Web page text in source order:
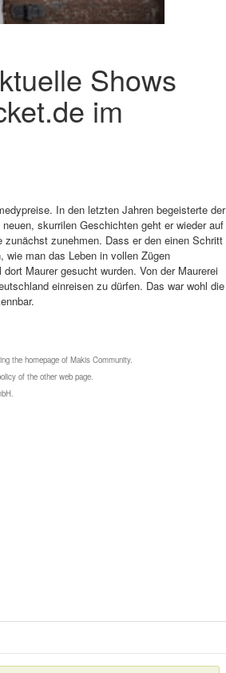
Shows
im
In den letzten Jahren begeisterte der
skurrilen Geschichten geht er wieder auf
zunehmen. Dass er den einen Schritt
man das Leben in vollen Zügen
Maurer gesucht wurden. Von der Maurerei
einreisen zu dürfen. Das war wohl die
the homepage of Makis Community.
of the other web page.